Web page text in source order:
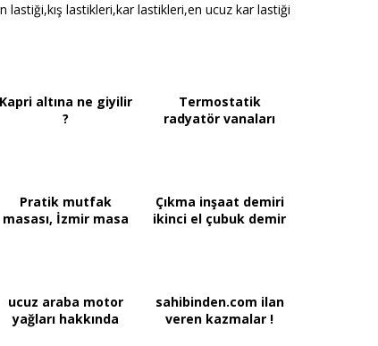
lastiği,kış lastikleri,kar lastikleri,en ucuz kar lastiği
Kapri altına ne giyilir
?
Termostatik
radyatör vanaları
Pratik mutfak
masası, İzmir masa
Çıkma inşaat demiri
ikinci el çubuk demir
ucuz araba motor
yağları hakkında
sahibinden.com ilan
veren kazmalar !